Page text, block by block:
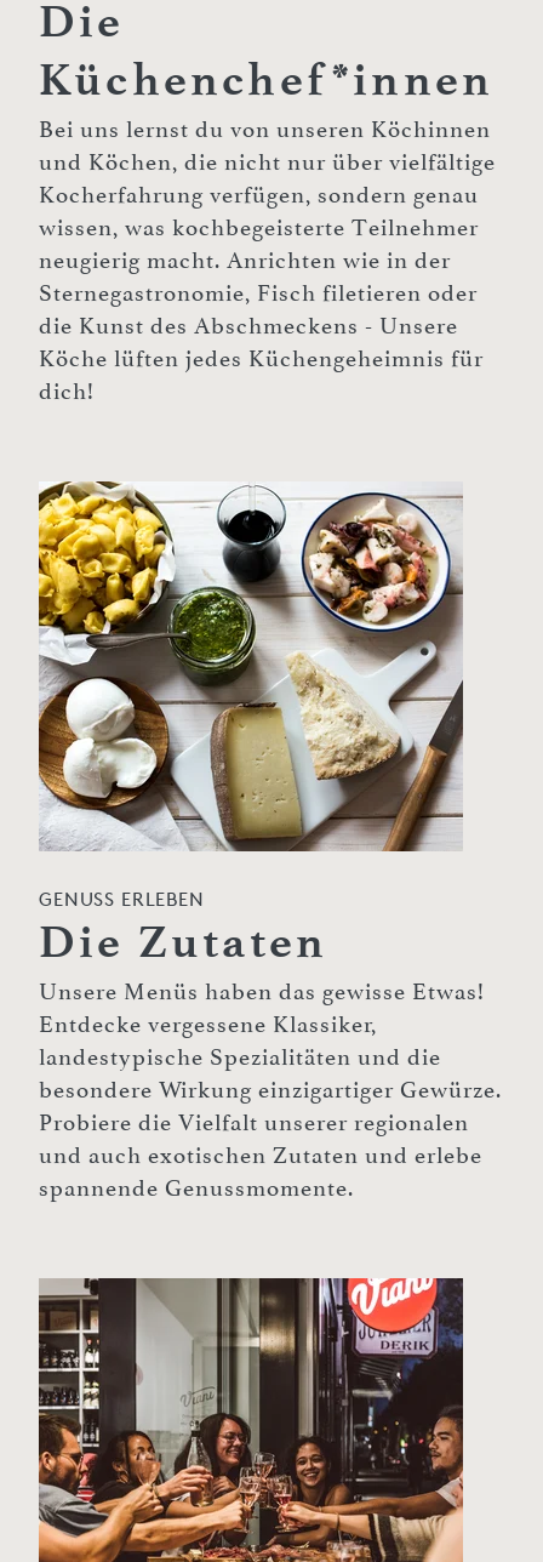
Die
Küchenchef*innen
Bei uns lernst du von unseren Köchinnen
und Köchen, die nicht nur über vielfältige
Kocherfahrung verfügen, sondern genau
wissen, was kochbegeisterte Teilnehmer
neugierig macht. Anrichten wie in der
Sternegastronomie, Fisch filetieren oder
die Kunst des Abschmeckens - Unsere
Köche lüften jedes Küchengeheimnis für
dich!
GENUSS ERLEBEN
Die Zutaten
Unsere Menüs haben das gewisse Etwas!
Entdecke vergessene Klassiker,
landestypische Spezialitäten und die
besondere Wirkung einzigartiger Gewürze.
Probiere die Vielfalt unserer regionalen
und auch exotischen Zutaten und erlebe
spannende Genussmomente.